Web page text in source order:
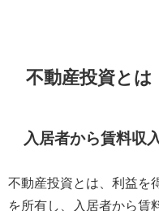
不動産投資とは
入居者から賃料収
不動産投資とは、利益を
を所有し、入居者から賃